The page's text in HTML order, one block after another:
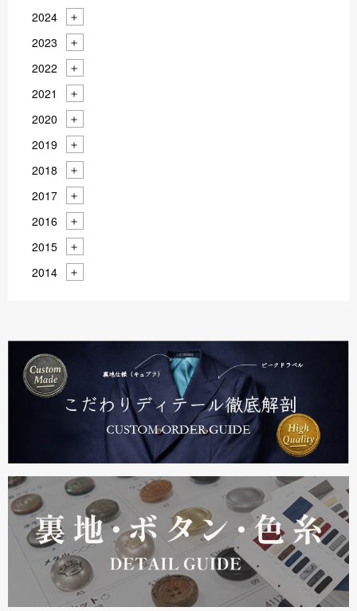
2024
2023
2022
2021
2020
2019
2018
2017
2016
2015
2014